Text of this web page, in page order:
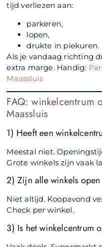
tijd verliezen aan:
parkeren,
lopen,
drukte in piekuren.
Als je vandaag richting
extra marge. Handig:
Maassluis
FAQ: winkelcentrum
Maassluis
1) Heeft een
Meestal niet.
Grote winkels zijn vaak
2) Zijn alle winkels
Niet altijd. Koopavond
Check per winkel.
3) Is het winkelcentrum